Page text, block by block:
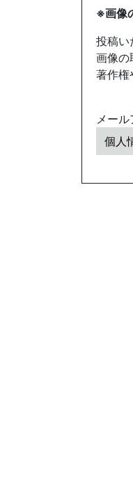
※画像
投稿い
画像の
著作権
メー
個人